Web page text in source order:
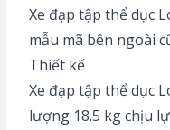
Xe đạp tập thể dục
mẫu mã bên ngoài
Thiết kế
Xe đạp tập thể dục
lượng 18.5 kg chịu